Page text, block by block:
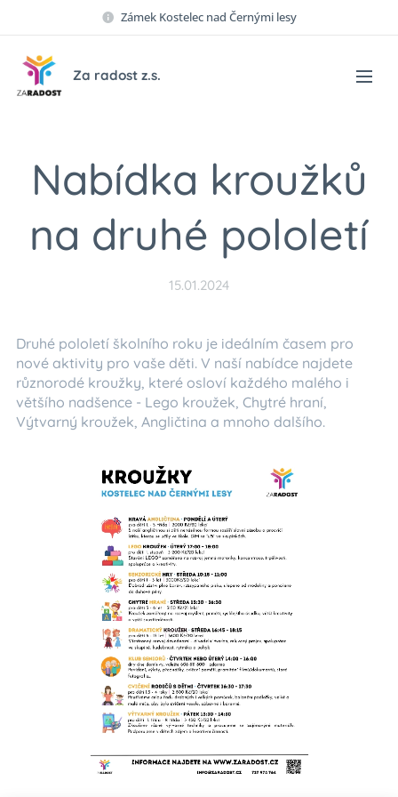
Zámek Kostelec nad Černými lesy
Za radost z.s.
Nabídka kroužků
na druhé pololetí
15.01.2024
Druhé pololetí školního roku je ideálním časem pro
nové aktivity pro vaše děti. V naší nabídce najdete
různorodé kroužky, které osloví každého malého i
většího nadšence - Lego kroužek, Chytré hraní,
Výtvarný kroužek, Angličtina a mnoho dalšího.